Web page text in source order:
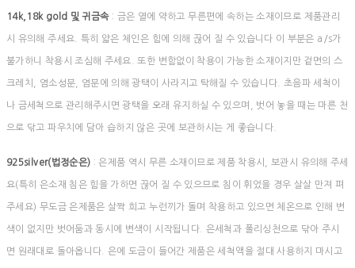
14k,18k gold 및 귀금속: 금은 열에 약하고 무른편에 속하는 소재이므로 제품관리
시 유의해 주세요. 특히 얇은 체인은 힘에 의해 끊어 질 수 있습니다 이 부분은 a/s가
불가하니 착용시 조심해 주세요. 또한 변함없이 착용이 가능한 소재이지만 겉면의 스
크레치, 염소성분, 염분에 의해 광택이 사라지고 탁해질 수 있습니다. 초음파 세척이
나 금세척으로 관리해주시면 광택을 오래 유지하실 수 있으며, 벗어 놓을 때는 마른 천
으로 닦고 파우치에 담아 습하지 않은 곳에 보관하시는 게 좋습니다.
925silver(법정순은) : 은제품 역시 무른 소재이므로 제품 착용시, 보관시 유의해 주세
요(특히 은소재 침은 힘을 가하면 끊어 질 수 있으므로 침이 휘었을 경우 살살 만져 펴
주세요) 무도금 은제품은 살짝 희고 누런끼가 돌며 착용하고 있으면 체온으로 인해 변
색이 없지만 벗어둠과 동시에 변색이 시작됩니다. 은세척과 폴리싱천으로 닦아 주시
면 원래대로 돌아옵니다. 은에 도금이 들어간 제품은 세척액을 절대 사용하지 마시고